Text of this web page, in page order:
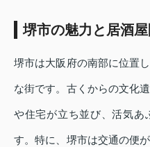
堺市の魅力と居酒
堺市は大阪府の南部に位置
な街です。古くからの文化
や住宅が立ち並び、活気あ
す。特に、堺市は交通の便